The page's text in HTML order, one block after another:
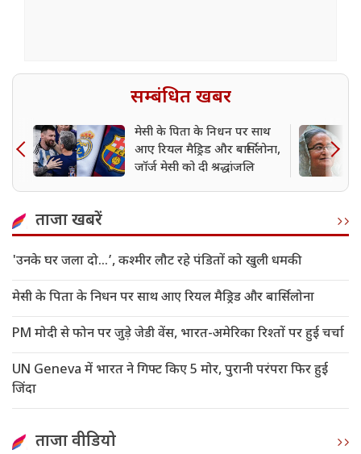
सम्बंधित खबर
मेसी के पिता के निधन पर साथ
आए रियल मैड्रिड और बार्सिलोना,
जॉर्ज मेसी को दी श्रद्धांजलि
ताजा खबरें
'उनके घर जला दो…’, कश्मीर लौट रहे पंडितों को खुली धमकी
मेसी के पिता के निधन पर साथ आए रियल मैड्रिड और बार्सिलोना
PM मोदी से फोन पर जुड़े जेडी वेंस, भारत-अमेरिका रिश्तों पर हुई चर्चा
UN Geneva में भारत ने गिफ्ट किए 5 मोर, पुरानी परंपरा फिर हुई
जिंदा
ताजा वीडियो